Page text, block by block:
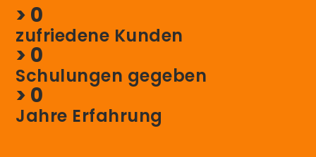
zufriedene Kunden
> 0
Schulungen gegeben
> 0
Jahre Erfahrung
> 0